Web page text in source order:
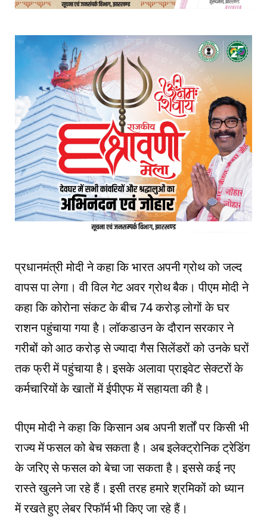
प्रधानमंत्री मोदी ने कहा कि भारत अपनी ग्रोथ को जल्द
वापस पा लेगा। वी विल गेट अवर ग्रोथ बैक। पीएम मोदी ने
कहा कि कोरोना संकट के बीच 74 करोड़ लोगों के घर
राशन पहुंचाया गया है। लॉकडाउन के दौरान सरकार ने
गरीबों को आठ करोड़ से ज्यादा गैस सिलेंडरों को उनके घरों
तक फ्री में पहुंचाया है। इसके अलावा प्राइवेट सेक्टरों के
कर्मचारियों के खातों में ईपीएफ में सहायता की है।
पीएम मोदी ने कहा कि किसान अब अपनी शर्तों पर किसी भी
राज्य में फसल को बेच सकता है। अब इलेक्ट्रोनिक ट्रेडिंग
के जरिए से फसल को बेचा जा सकता है। इससे कई नए
रास्ते खुलने जा रहे हैं। इसी तरह हमारे श्रमिकों को ध्यान
में रखते हुए लेबर रिफॉर्म भी किए जा रहे हैं।